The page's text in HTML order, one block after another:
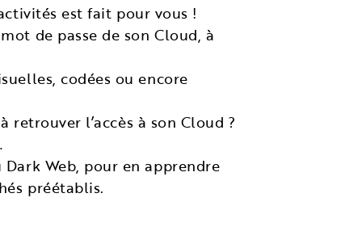
est fait pour vous !
de passe de son Cloud, à
codées ou encore
l’accès à son Cloud ?
Web, pour en apprendre
préétablis.